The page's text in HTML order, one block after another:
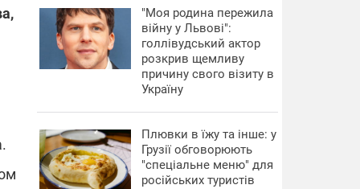
"Моя родина пережила
війну у Львові":
голлівудський актор
розкрив щемливу
причину свого візиту в
Україну
Плювки в їжу та інше: у
Грузії обговорюють
"спеціальне меню" для
російських туристів